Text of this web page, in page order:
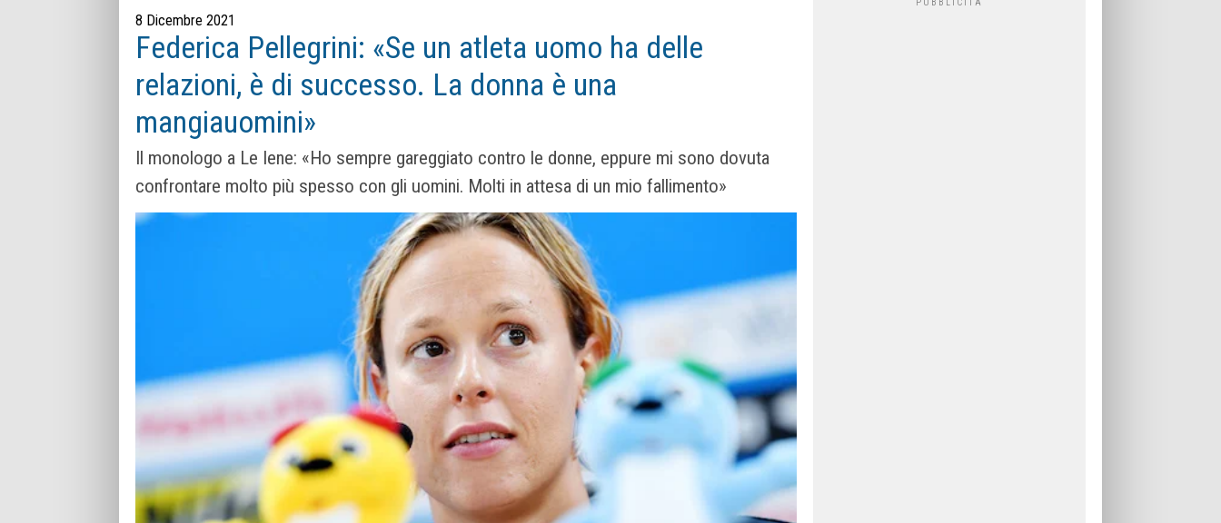
8 Dicembre 2021
Federica Pellegrini: «Se un atleta uomo ha delle
relazioni, è di successo. La donna è una
mangiauomini»
Il monologo a Le Iene: «Ho sempre gareggiato contro le donne, eppure mi sono dovuta
confrontare molto più spesso con gli uomini. Molti in attesa di un mio fallimento»